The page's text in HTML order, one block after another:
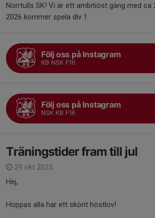
Norrtulls SK! Vi är ett ambitiöst gäng med ca
2026 kommer spela div 1
Följ oss på Instagram
KB NSK F16
Följ oss på Instagram
NSK KB F16
Träningstider fram till jul
29 okt 2025
Hej,
Hoppas alla har ett skönt höstlov!